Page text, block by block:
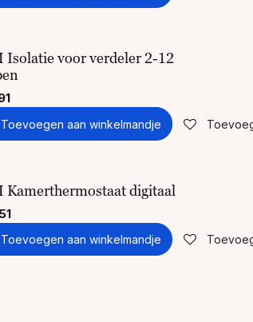
verlanglijst
Isolatie voor verdeler 2-12
Toevoegen aan winkelmandje
verlanglijst
Kamerthermostaat digitaal
Toevoegen aan winkelmandje